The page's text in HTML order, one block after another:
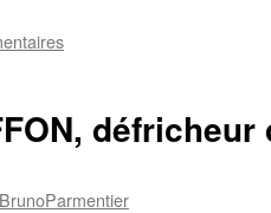
BrunoParmentier